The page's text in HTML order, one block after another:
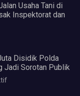
Usaha Tani di
Inspektorat dan
Disidik Polda
Jadi Sorotan Publik